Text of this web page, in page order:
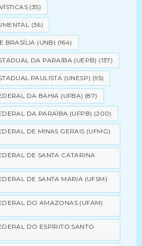
(35)
(36)
BRASÍLIA (UNB) (164)
DA PARAÍBA (UEPB) (137)
PAULISTA (UNESP) (95)
DA BAHIA (UFBA) (87)
DA PARAÍBA (UFPB) (200)
DE MINAS GERAIS (UFMG)
DE SANTA CATARINA
DE SANTA MARIA (UFSM)
DO AMAZONAS (UFAM)
DO ESPÍRITO SANTO